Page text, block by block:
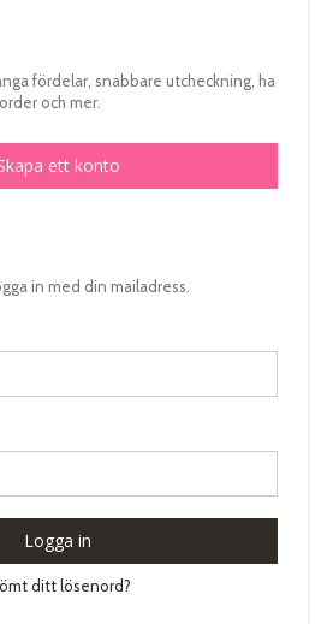
fördelar, snabbare utcheckning, ha
och mer.
ett konto
in med din mailadress.
Logga in
ditt lösenord?